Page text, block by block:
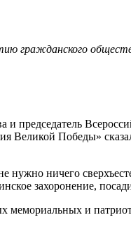
гражданского
председатель
Великой Победы»
ничего
захоронение,
мемориальных и